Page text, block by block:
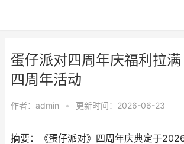
蛋仔派对四周年庆福利拉
四周年活动
作者： admin • 更新时间：2026-06-23
摘要：《蛋仔派对》四周年庆典定于